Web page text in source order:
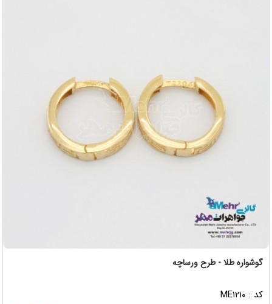
گوشواره طلا - طرح ورساچه
کد : ME۱۲۱۰